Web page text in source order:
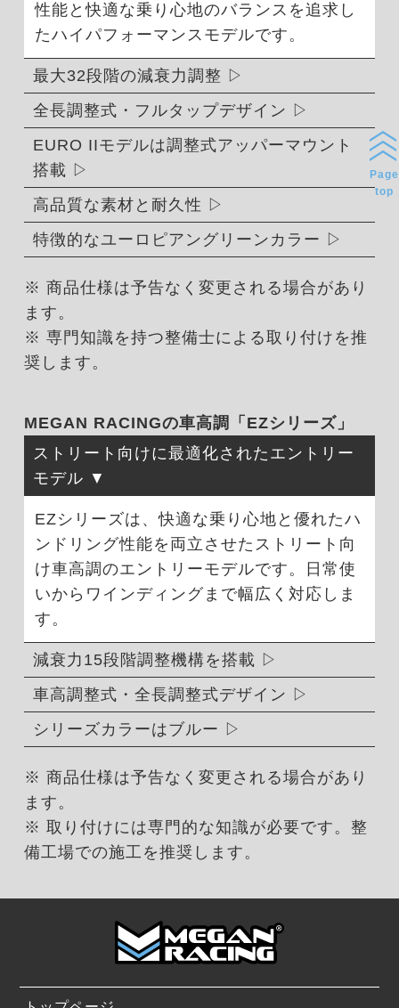
性能と快適な乗り心地のバランスを追求し
たハイパフォーマンスモデルです。
最大32段階の減衰力調整
全長調整式・フルタップデザイン
EURO IIモデルは調整式アッパーマウント
搭載
高品質な素材と耐久性
特徴的なユーロピアングリーンカラー
※ 商品仕様は予告なく変更される場合があり
ます。
※ 専門知識を持つ整備士による取り付けを推
奨します。
MEGAN RACINGの車高調「EZシリーズ」
ストリート向けに最適化されたエントリー
モデル
EZシリーズは、快適な乗り心地と優れたハ
ンドリング性能を両立させたストリート向
け車高調のエントリーモデルです。日常使
いからワインディングまで幅広く対応しま
す。
減衰力15段階調整機構を搭載
車高調整式・全長調整式デザイン
シリーズカラーはブルー
※ 商品仕様は予告なく変更される場合があり
ます。
※ 取り付けには専門的な知識が必要です。整
備工場での施工を推奨します。
Page
top